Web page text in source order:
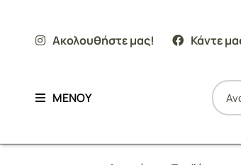
ΜΕΝΟΥ
Ακολουθήστε μας! Κάντε